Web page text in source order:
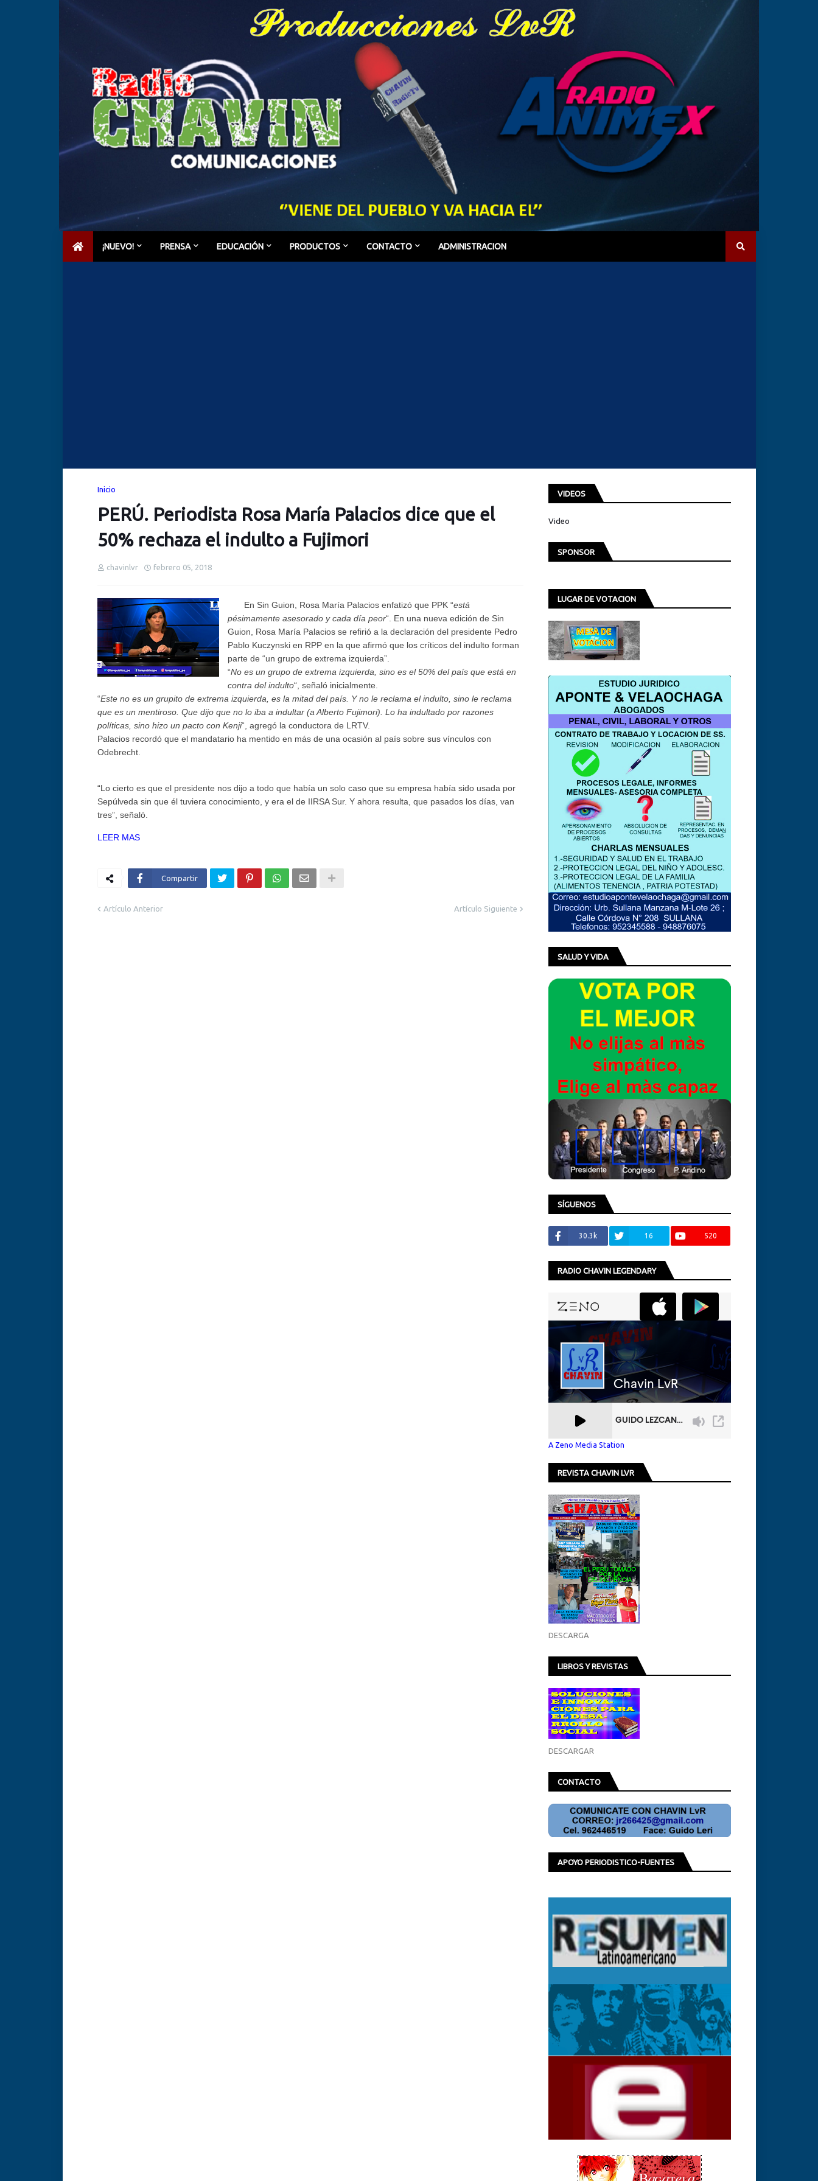
¡NUEVO! PRENSA EDUCACIÓN PRODUCTOS CONTACTO ADMINISTRACION
Inicio
PERÚ. Periodista Rosa María Palacios dice que el
50% rechaza el indulto a Fujimori
chavinlvr febrero 05, 2018
En Sin Guion, Rosa María Palacios enfatizó que PPK “está
pésimamente asesorado y cada día peor“. En una nueva edición de Sin
Guion,
Rosa María Palacios se refirió a la declaración del presidente Pedro
Pablo Kuczynski en RPP en la que afirmó que los críticos del indulto forman
parte de “un grupo de extrema izquierda”.
“No es un grupo de extrema izquierda, sino es el 50% del país que está en
contra del indulto“, señaló inicialmente.
“Este no es un grupito de extrema izquierda, es la mitad del país. Y no le reclama el indulto, sino le reclama
que es un mentiroso. Que dijo que no lo iba a indultar (a Alberto Fujimori). Lo ha indultado por razones
políticas, sino hizo un pacto con Kenji“, agregó la conductora de LRTV.
Palacios recordó que el mandatario ha mentido en más de una ocasión al país sobre sus vínculos con
Odebrecht.
“Lo cierto es que el presidente nos dijo a todo que había un solo caso que su empresa había sido usada por
Sepúlveda sin que él tuviera conocimiento, y era el de IIRSA Sur. Y ahora resulta, que pasados los días, van
tres”, señaló.
LEER MAS
Compartir
Artículo Anterior Artículo Siguiente
VIDEOS
Video
SPONSOR
LUGAR DE VOTACION
SALUD Y VIDA
SÍGUENOS
30.3k 16 520
RADIO CHAVIN LEGENDARY
A Zeno Media Station
REVISTA CHAVIN LVR
DESCARGA
LIBROS Y REVISTAS
DESCARGAR
CONTACTO
APOYO PERIODISTICO-FUENTES